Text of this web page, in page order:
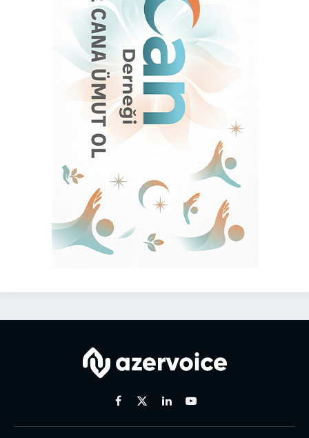
Facebook
X
LinkedinYoutube